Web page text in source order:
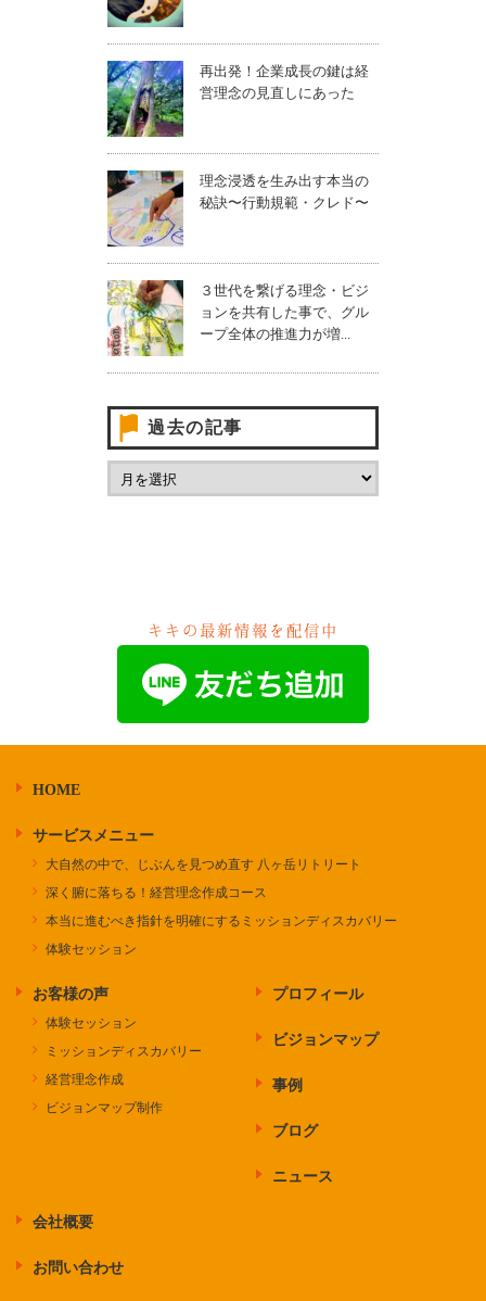
再出発！企業成長の鍵は経
営理念の見直しにあった
理念浸透を生み出す本当の
秘訣〜行動規範・クレド〜
３世代を繋げる理念・ビジ
ョンを共有した事で、グル
ープ全体の推進力が増...
過去の記事
キキの最新情報を配信中
HOME
サービスメニュー
大自然の中で、じぶんを見つめ直す 八ヶ岳リトリート
深く腑に落ちる！経営理念作成コース
本当に進むべき指針を明確にするミッションディスカバリー
体験セッション
お客様の声
体験セッション
ミッションディスカバリー
経営理念作成
ビジョンマップ制作
プロフィール
ビジョンマップ
事例
ブログ
ニュース
会社概要
お問い合わせ